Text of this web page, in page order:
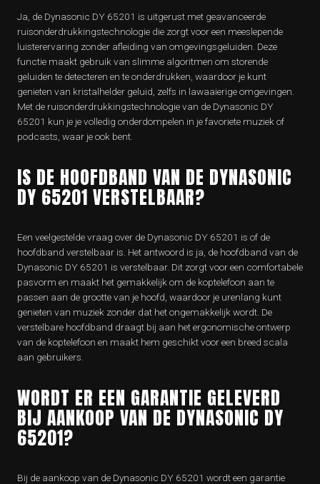
Ja, de Dynasonic DY 65201 is uitgerust met geavanceerde
ruisonderdrukkingstechnologie die zorgt voor een meeslepende
luisterervaring zonder afleiding van omgevingsgeluiden. Deze
functie maakt gebruik van slimme algoritmen om storende
geluiden te detecteren en te onderdrukken, waardoor je kunt
genieten van kristalhelder geluid, zelfs in lawaaierige omgevingen.
Met de ruisonderdrukkingstechnologie van de Dynasonic DY
65201 kun je je volledig onderdompelen in je favoriete muziek of
podcasts, waar je ook bent.
IS DE HOOFDBAND VAN DE DYNASONIC
DY 65201 VERSTELBAAR?
Een veelgestelde vraag over de Dynasonic DY 65201 is of de
hoofdband verstelbaar is. Het antwoord is ja, de hoofdband van de
Dynasonic DY 65201 is verstelbaar. Dit zorgt voor een comfortabele
pasvorm en maakt het gemakkelijk om de koptelefoon aan te
passen aan de grootte van je hoofd, waardoor je urenlang kunt
genieten van muziek zonder dat het ongemakkelijk wordt. De
verstelbare hoofdband draagt bij aan het ergonomische ontwerp
van de koptelefoon en maakt hem geschikt voor een breed scala
aan gebruikers.
WORDT ER EEN GARANTIE GELEVERD
BIJ AANKOOP VAN DE DYNASONIC DY
65201?
Bij de aankoop van de Dynasonic DY 65201 wordt een garantie